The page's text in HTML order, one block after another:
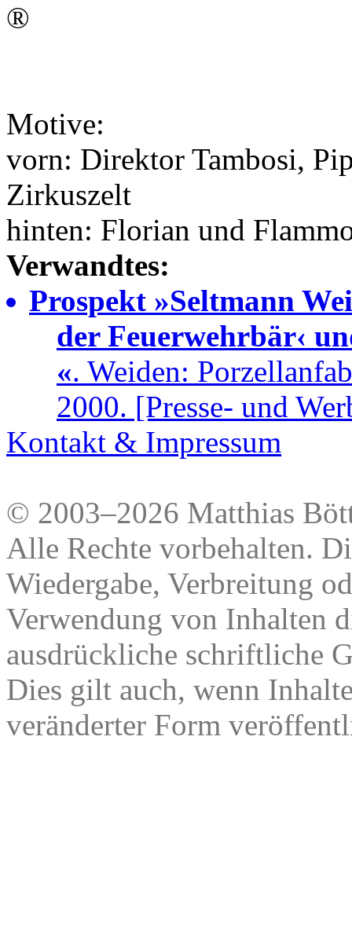
®
Motive:
vorn: Direktor Tambosi,
Zirkuszelt
hinten: Florian und
Verwandtes:
Prospekt »Seltmann
der Feuerwehrbär‹
«. Weiden:
2000. [Presse- und
Kontakt & Impressum
© 2003–2026 Matthias
Alle Rechte vorbehalten.
Wiedergabe, Verbreitung
Verwendung von Inhalten
ausdrückliche schriftliche
Dies gilt auch, wenn
veränderter Form